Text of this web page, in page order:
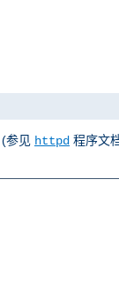
参见 httpd 程序文